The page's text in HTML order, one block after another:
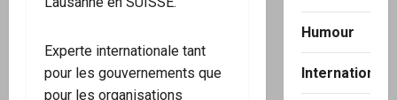
Experte internationale tant
pour les gouvernements que
pour les organisations
Humour
International